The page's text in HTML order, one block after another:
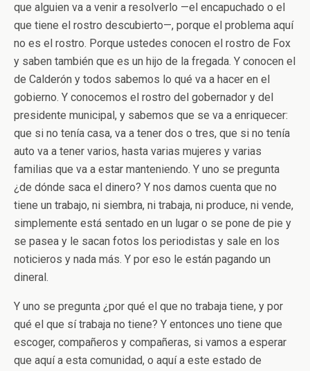
que alguien va a venir a resolverlo —el encapuchado o el
que tiene el rostro descubierto—, porque el problema aquí
no es el rostro. Porque ustedes conocen el rostro de Fox
y saben también que es un hijo de la fregada. Y conocen el
de Calderón y todos sabemos lo qué va a hacer en el
gobierno. Y conocemos el rostro del gobernador y del
presidente municipal, y sabemos que se va a enriquecer:
que si no tenía casa, va a tener dos o tres, que si no tenía
auto va a tener varios, hasta varias mujeres y varias
familias que va a estar manteniendo. Y uno se pregunta
¿de dónde saca el dinero? Y nos damos cuenta que no
tiene un trabajo, ni siembra, ni trabaja, ni produce, ni vende,
simplemente está sentado en un lugar o se pone de pie y
se pasea y le sacan fotos los periodistas y sale en los
noticieros y nada más. Y por eso le están pagando un
dineral.
Y uno se pregunta ¿por qué el que no trabaja tiene, y por
qué el que sí trabaja no tiene? Y entonces uno tiene que
escoger, compañeros y compañeras, si vamos a esperar
que aquí a esta comunidad, o aquí a este estado de